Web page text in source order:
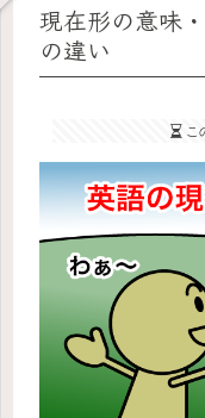
現在形の意味
の違い
こ